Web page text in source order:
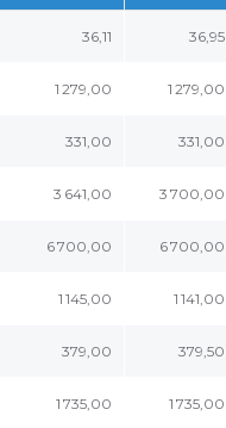
36,11 36,95
1 279,00 1 279,00
331,00 331,00
3 641,00 3 700,00
6 700,00 6 700,00
1 145,00 1 141,00
379,00 379,50
1 735,00 1 735,00